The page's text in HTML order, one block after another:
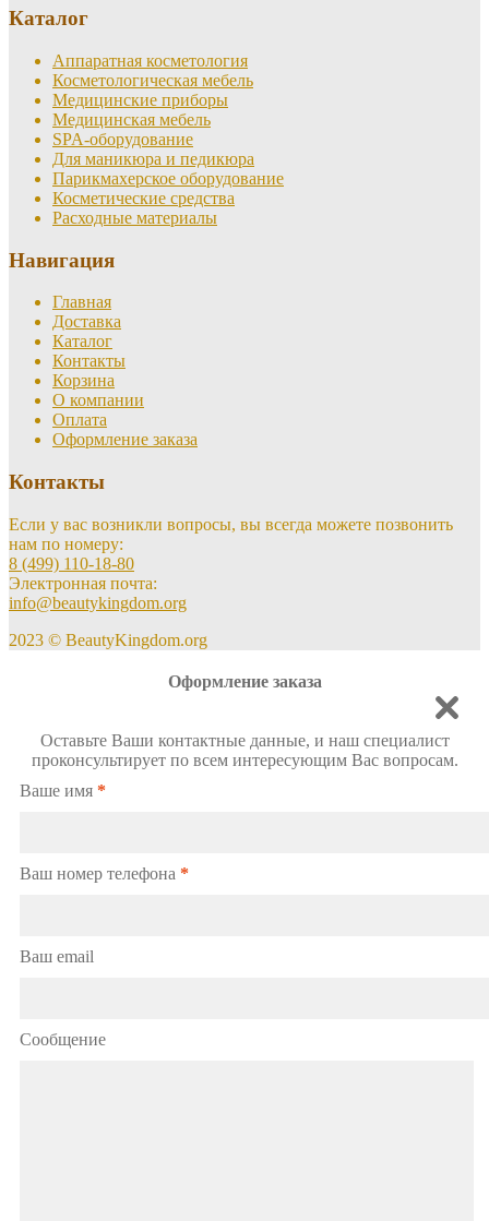
Каталог
Аппаратная косметология
Косметологическая мебель
Медицинские приборы
Медицинская мебель
SPA-оборудование
Для маникюра и педикюра
Парикмахерское оборудование
Косметические средства
Расходные материалы
Навигация
Главная
Доставка
Каталог
Контакты
Корзина
О компании
Оплата
Оформление заказа
Контакты
Если у вас возникли вопросы, вы всегда можете позвонить
нам по номеру:
8 (499) 110-18-80
Электронная почта:
info@beautykingdom.org
2023 © BeautyKingdom.org
Оформление заказа
Оставьте Ваши контактные данные, и наш специалист
проконсультирует по всем интересующим Вас вопросам.
Ваше имя *
Ваш номер телефона *
Ваш email
Сообщение